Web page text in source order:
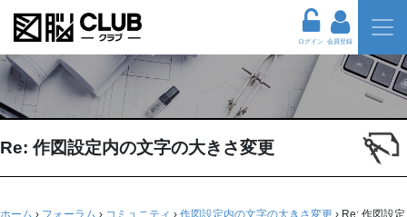
ログイン 会員登録
Re: 作図設定内の文字の大きさ変更
ホーム › フォーラム › コミュニティ › 作図設定内の文字の大きさ変更 › Re: 作図設定